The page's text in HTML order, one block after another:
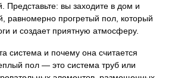
Представьте: вы заходите в дом и
равномерно прогретый пол, который
и создает приятную атмосферу.
система и почему она считается
пол — это система труб или